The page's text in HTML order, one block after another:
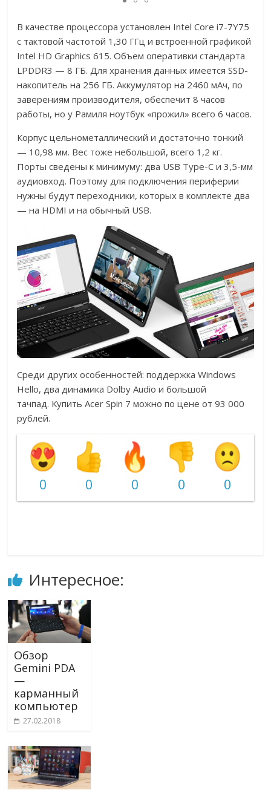
В качестве процессора установлен Intel Core i7-7Y75
с тактовой частотой 1,30 ГГц и встроенной графикой
Intel HD Graphics 615. Объем оперативки стандарта
LPDDR3 — 8 ГБ. Для хранения данных имеется SSD-
накопитель на 256 ГБ. Аккумулятор на 2460 мАч, по
заверениям производителя, обеспечит 8 часов
работы, но у Рамиля ноутбук «прожил» всего 6 часов.
Корпус цельнометаллический и достаточно тонкий
— 10,98 мм. Вес тоже небольшой, всего 1,2 кг.
Порты сведены к минимуму: два USB Type-C и 3,5-мм
аудиовход. Поэтому для подключения периферии
нужны будут переходники, которых в комплекте два
— на HDMI и на обычный USB.
Среди других особенностей: поддержка Windows
Hello, два динамика Dolby Audio и большой
тачпад. Купить Acer Spin 7 можно по цене от 93 000
рублей.
0 0 0 0 0
Интересное:
Обзор
Gemini PDA
—
карманный
компьютер
27.02.2018